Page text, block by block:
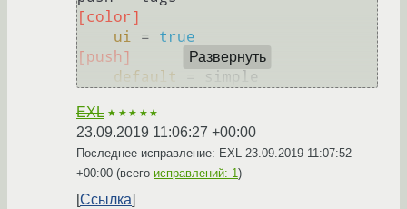
[color]
ui = true
[push]
default
Развернуть
EXL ★★★★★
23.09.2019 11:06:27 +00:00
Последнее исправление: EXL 23.09.2019 11:07:52
+00:00 (всего исправлений: 1)
Ссылка